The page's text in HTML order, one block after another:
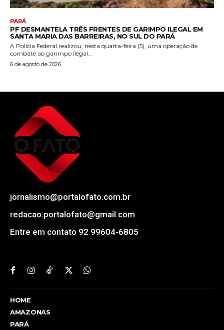
PARÁ
PF DESMANTELA TRÊS FRENTES DE GARIMPO ILEGAL EM
SANTA MARIA DAS BARREIRAS, NO SUL DO PARÁ
A Polícia Federal realizou, nesta quarta-feira (5), uma operação de
combate ao garimpo ilegal...
6 de agosto de 2026
jornalismo@portalofato.com.br
redacao.portalofato@gmail.com
Entre em contato 92 99604-6805
HOME
AMAZONAS
PARÁ